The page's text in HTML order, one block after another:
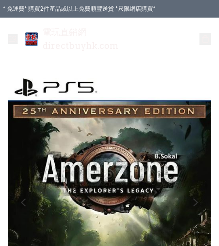
* 免運費* 購買2件產品或以上免費順豐送貨 *只限網店購買*